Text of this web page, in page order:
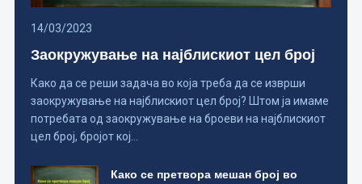
14/03/2023
Заокружување на најблискиот цел број
Како да се реши задача во која треба да се изврши
заокружување на најблискиот цел број? Штом ја имаме
потребата од заокружување на броеви на најблискиот
цел број, бројот кој…
Како се претвора мешан број во